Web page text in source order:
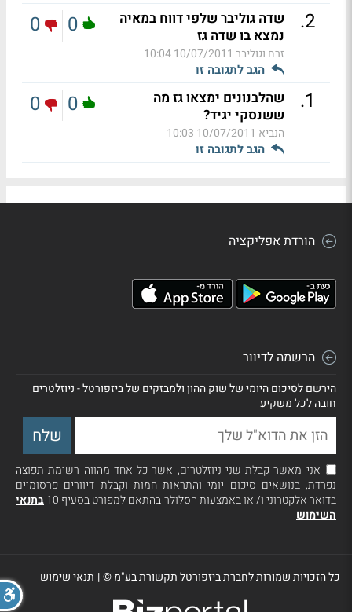
2
.
שדה גוליבר שלפי דווח במאיה
נמצא בו שדה גז
זרח וגוליבר 10/07/2011 10:04
הגב לתגובה זו
0
0
1
.
שהלבנונים ימצאו גז מה
ששנסקי יגיד?
הנביא 10/07/2011 10:03
הגב לתגובה זו
0
0
הורדת אפליקציה
הרשמה לדיוור
הירשם לסיכום היומי של שוק ההון ולמבזקים של ביזפורטל - ניוזלטרים
חובה לכל משקיע
אני מאשר קבלת שני ניוזלטרים, אשר כל אחד מהווה רשימת תפוצה
נפרדת, בנושאים סיכום יומי והתראות חמות וקבלת דיוורים פרסומיים
בדואר אלקטרוני ו/ או באמצעות הסלולר בהתאם למפורט בסעיף 10
בתנאי
השימוש
כל הזכויות שמורות לחברת ביזפורטל תקשורת בע"מ ©| תנאי שימוש